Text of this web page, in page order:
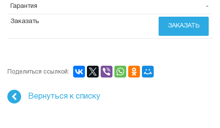
-
ЗАКАЗАТЬ
Поделиться ссылкой:
Вернуться к списку